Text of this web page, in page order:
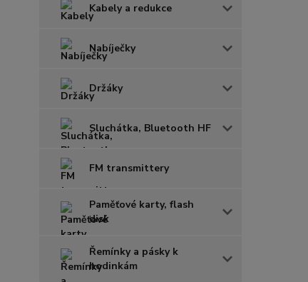
Kabely a redukce
Nabíječky
Držáky
Sluchátka, Bluetooth HF
FM transmittery
Paměťové karty, flash
disk
Řemínky a pásky k
hodinkám